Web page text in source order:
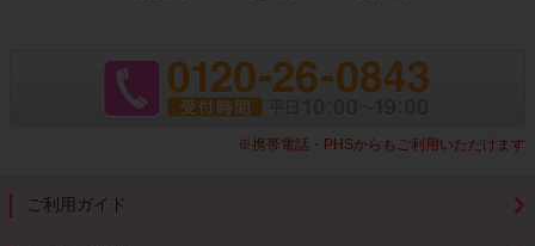
※携帯電話・PHSからもご利用いただけます
ご利用ガイド